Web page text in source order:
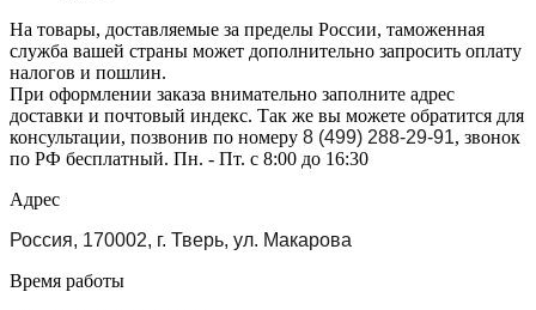
На товары, доставляемые за пределы России, таможенная
служба вашей страны может дополнительно запросить оплату
налогов и пошлин.
При оформлении заказа внимательно заполните адрес
доставки и почтовый индекс. Так же вы можете обратится для
консультации, позвонив по номеру 8 (499) 288-29-91, звонок
по РФ бесплатный. Пн. - Пт. с 8:00 до 16:30
Адрес
Россия, 170002, г. Тверь, ул. Макарова
Время работы